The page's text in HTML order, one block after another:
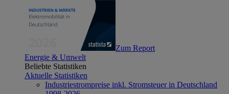
Zum Report
Energie & Umwelt
Beliebte Statistiken
Aktuelle Statistiken
Industriestrompreise inkl. Stromsteuer in Deutschland